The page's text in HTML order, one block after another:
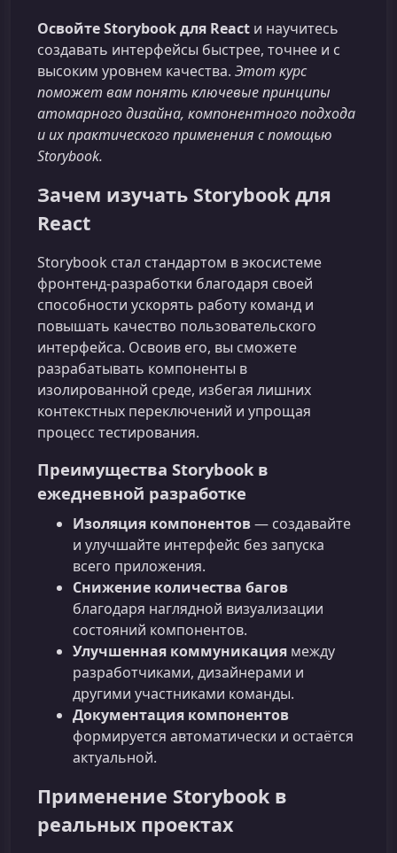
Освойте Storybook для React и научитесь
создавать интерфейсы быстрее, точнее и с
высоким уровнем качества. Этот курс
поможет вам понять ключевые принципы
атомарного дизайна, компонентного подхода
и их практического применения с помощью
Storybook.
Зачем изучать Storybook для
React
Storybook стал стандартом в экосистеме
фронтенд‑разработки благодаря своей
способности ускорять работу команд и
повышать качество пользовательского
интерфейса. Освоив его, вы сможете
разрабатывать компоненты в
изолированной среде, избегая лишних
контекстных переключений и упрощая
процесс тестирования.
Преимущества Storybook в
ежедневной разработке
Изоляция компонентов— создавайте
и улучшайте интерфейс без запуска
всего приложения.
Снижение количества багов
благодаря наглядной визуализации
состояний компонентов.
Улучшенная коммуникация между
разработчиками, дизайнерами и
другими участниками команды.
Документация компонентов
формируется автоматически и остаётся
актуальной.
Применение Storybook в
реальных проектах